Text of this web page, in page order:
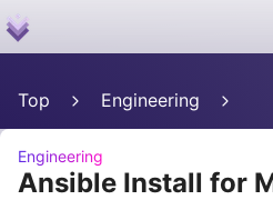
Top Engineering
Engineering
Ansible Install for